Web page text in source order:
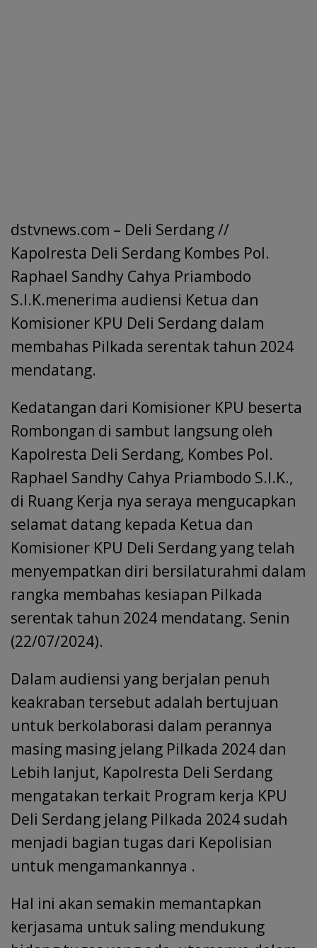
dstvnews.com – Deli Serdang //
Kapolresta Deli Serdang Kombes Pol.
Raphael Sandhy Cahya Priambodo
S.I.K.menerima audiensi Ketua dan
Komisioner KPU Deli Serdang dalam
membahas Pilkada serentak tahun 2024
mendatang.
Kedatangan dari Komisioner KPU beserta
Rombongan di sambut langsung oleh
Kapolresta Deli Serdang, Kombes Pol.
Raphael Sandhy Cahya Priambodo S.I.K.,
di Ruang Kerja nya seraya mengucapkan
selamat datang kepada Ketua dan
Komisioner KPU Deli Serdang yang telah
menyempatkan diri bersilaturahmi dalam
rangka membahas kesiapan Pilkada
serentak tahun 2024 mendatang. Senin
(22/07/2024).
Dalam audiensi yang berjalan penuh
keakraban tersebut adalah bertujuan
untuk berkolaborasi dalam perannya
masing masing jelang Pilkada 2024 dan
Lebih lanjut, Kapolresta Deli Serdang
mengatakan terkait Program kerja KPU
Deli Serdang jelang Pilkada 2024 sudah
menjadi bagian tugas dari Kepolisian
untuk mengamankannya .
Hal ini akan semakin memantapkan
kerjasama untuk saling mendukung